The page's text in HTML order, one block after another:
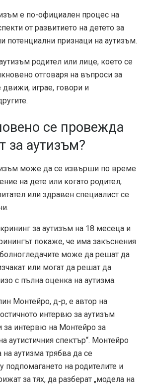
е по-официален процес на
от развитието на детето за
потенциални признаци на аутизъм.
родител или лице, което се
отговаря на въпроси за
движи, играе, говори и
се провежда
за аутизъм?
може да се извърши по време
на дете или когато родител,
или здравен специалист се
за аутизъм на 18 месеца и
покаже, че има закъснения
може да решат да
или могат да решат да
с пълна оценка на аутизма.
Монтейро, д-р, е автор на
интервю за аутизъм
за интервю на Монтейро за
аутистичния спектър“. Монтейро
на аутизма трябва да се
подпомагането на родителите и
за тях, да разберат „модела на